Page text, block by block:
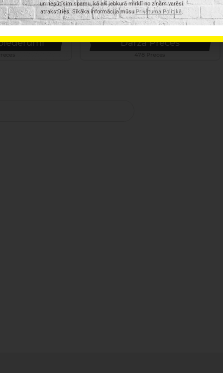
Dārza Preces
un nesūtīsim spamu, kā arī jebkurā mirklī no ziņām varēsi
atrakstīties. Sīkāka informācija mūsuPrivātuma Politikā.